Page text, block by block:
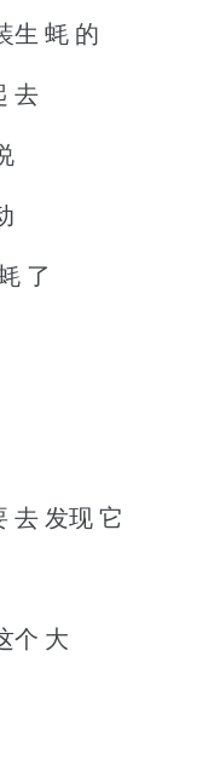
生 蚝 的
去
了
去 发现 它
个 大